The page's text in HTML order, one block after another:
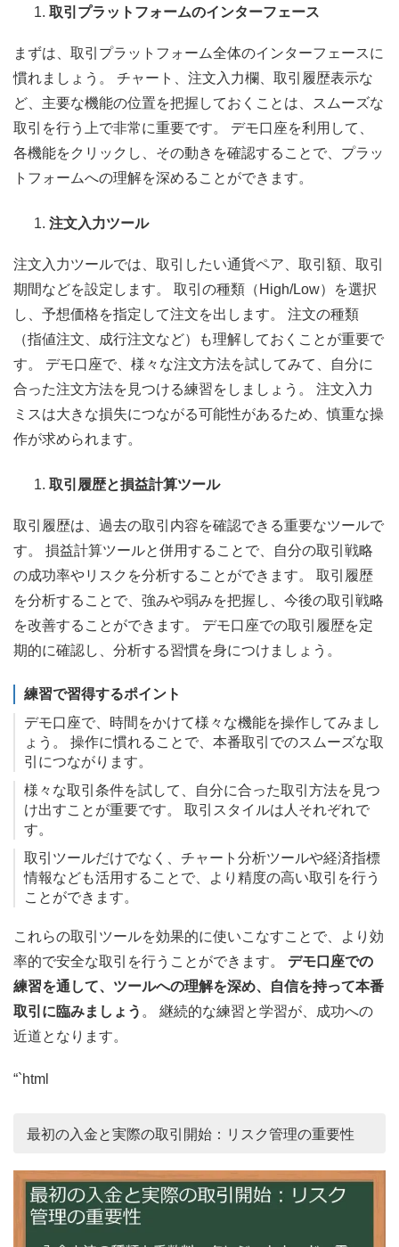
取引プラットフォームのインターフェース
まずは、取引プラットフォーム全体のインターフェースに
慣れましょう。 チャート、注文入力欄、取引履歴表示な
ど、主要な機能の位置を把握しておくことは、スムーズな
取引を行う上で非常に重要です。 デモ口座を利用して、
各機能をクリックし、その動きを確認することで、プラッ
トフォームへの理解を深めることができます。
注文入力ツール
注文入力ツールでは、取引したい通貨ペア、取引額、取引
期間などを設定します。 取引の種類（High/Low）を選択
し、予想価格を指定して注文を出します。 注文の種類
（指値注文、成行注文など）も理解しておくことが重要で
す。 デモ口座で、様々な注文方法を試してみて、自分に
合った注文方法を見つける練習をしましょう。 注文入力
ミスは大きな損失につながる可能性があるため、慎重な操
作が求められます。
取引履歴と損益計算ツール
取引履歴は、過去の取引内容を確認できる重要なツールで
す。 損益計算ツールと併用することで、自分の取引戦略
の成功率やリスクを分析することができます。 取引履歴
を分析することで、強みや弱みを把握し、今後の取引戦略
を改善することができます。 デモ口座での取引履歴を定
期的に確認し、分析する習慣を身につけましょう。
練習で習得するポイント
デモ口座で、時間をかけて様々な機能を操作してみまし
ょう。 操作に慣れることで、本番取引でのスムーズな取
引につながります。
様々な取引条件を試して、自分に合った取引方法を見つ
け出すことが重要です。 取引スタイルは人それぞれで
す。
取引ツールだけでなく、チャート分析ツールや経済指標
情報なども活用することで、より精度の高い取引を行う
ことができます。
これらの取引ツールを効果的に使いこなすことで、より効
率的で安全な取引を行うことができます。 デモ口座での
練習を通して、ツールへの理解を深め、自信を持って本番
取引に臨みましょう 。 継続的な練習と学習が、成功への
近道となります。
“`html
最初の入金と実際の取引開始：リスク管理の重要性